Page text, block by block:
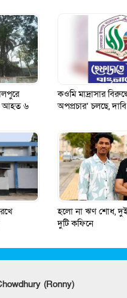
আহত ৬
কওমি মাদ্রাসার
অপপ্রচার’ চলছে,
হলো না ঋণ শোধ,
দুটি কফিনে
(Ronny)